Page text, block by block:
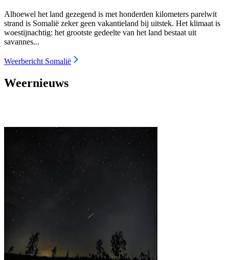
Alhoewel het land gezegend is met honderden kilometers parelwit
strand is Somalië zeker geen vakantieland bij uitstek. Het klimaat is
woestijnachtig: het grootste gedeelte van het land bestaat uit
savannes...
Weerbericht Somalië
Weernieuws